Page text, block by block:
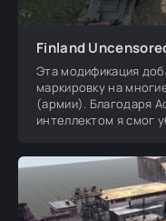
Finland
Эта модификация
маркировку на
(армии). Благодаря
интеллектом я смог